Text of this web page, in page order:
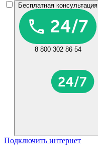
Бесплатная консультация
8 800 302 86 54
Подключить интернет